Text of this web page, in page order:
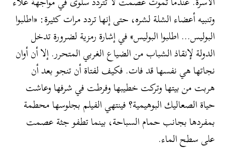
وتنبيه أعضاء الشلة لشره، حتى إنها تردد مرات كثيرة: «اطلبوا
البوليس… اطلبوا البوليس» في إشارة رمزية لضرورة تدخل
الدولة لإنقاذ الشباب من الضياع الغربي المتحرر. إلا أن أوان
نجاتها هي نفسها قد فات. فكيف لفتاة أن تنجو بعد أن
هربت من بيتها وتركت خطيبها وفرطت في شرفها وعاشت
حياة الصعاليك البوهيمية؟ فينتهي الفيلم بجلوسها محطمة
بمفردها بجانب حمام السباحة، بينما تطفو جثة عصمت
على سطح الماء.